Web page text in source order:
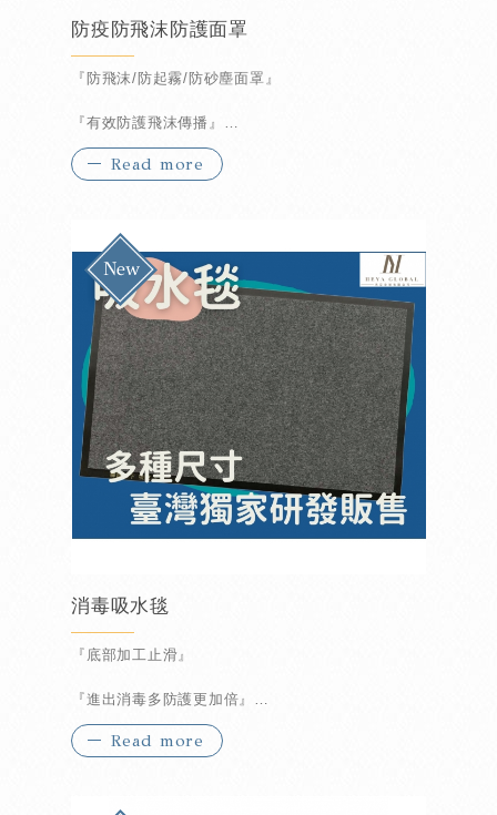
防疫防飛沫防護面罩
『防飛沫/防起霧/防砂塵面罩』
『有效防護飛沫傳播』
『高透材質,不起霧氣』
『頂部彈性棉,高彈舒適感強』
『鏡面PET材質,雙面高清防霧』
『防噴濺,可循環使用』
Read more
消毒吸水毯
『底部加工止滑』
『進出消毒多防護更加倍』
『除菌消毒一毯搞定』
Read more